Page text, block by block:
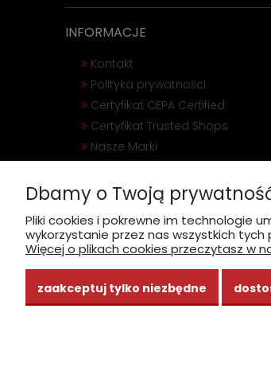
INFORMACJE
Kontakt
Polityka prywatności
Certyfikat CEPA Certified
Certyfikat Trusted Shops
Nasze Marki
O sklepie
Usługi Dezynsekcji
Hurtownia DDD
Blog
Dbamy o Twoją
Pliki cookies i pokrewne im technologie
wykorzystanie przez nas wszystkich
Więcej o plikach cookies przeczytasz w
zaakceptuj tylko niezbędne